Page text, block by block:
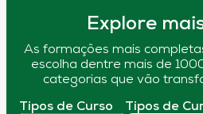
Explore
As formações mais
escolha dentre mais de
categorias que vão
Tipos de Curso Tipos de